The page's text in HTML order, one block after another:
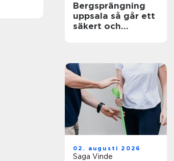
Bergsprängning
uppsala så går ett
säkert och
02. augusti 2026
Saga Vinde